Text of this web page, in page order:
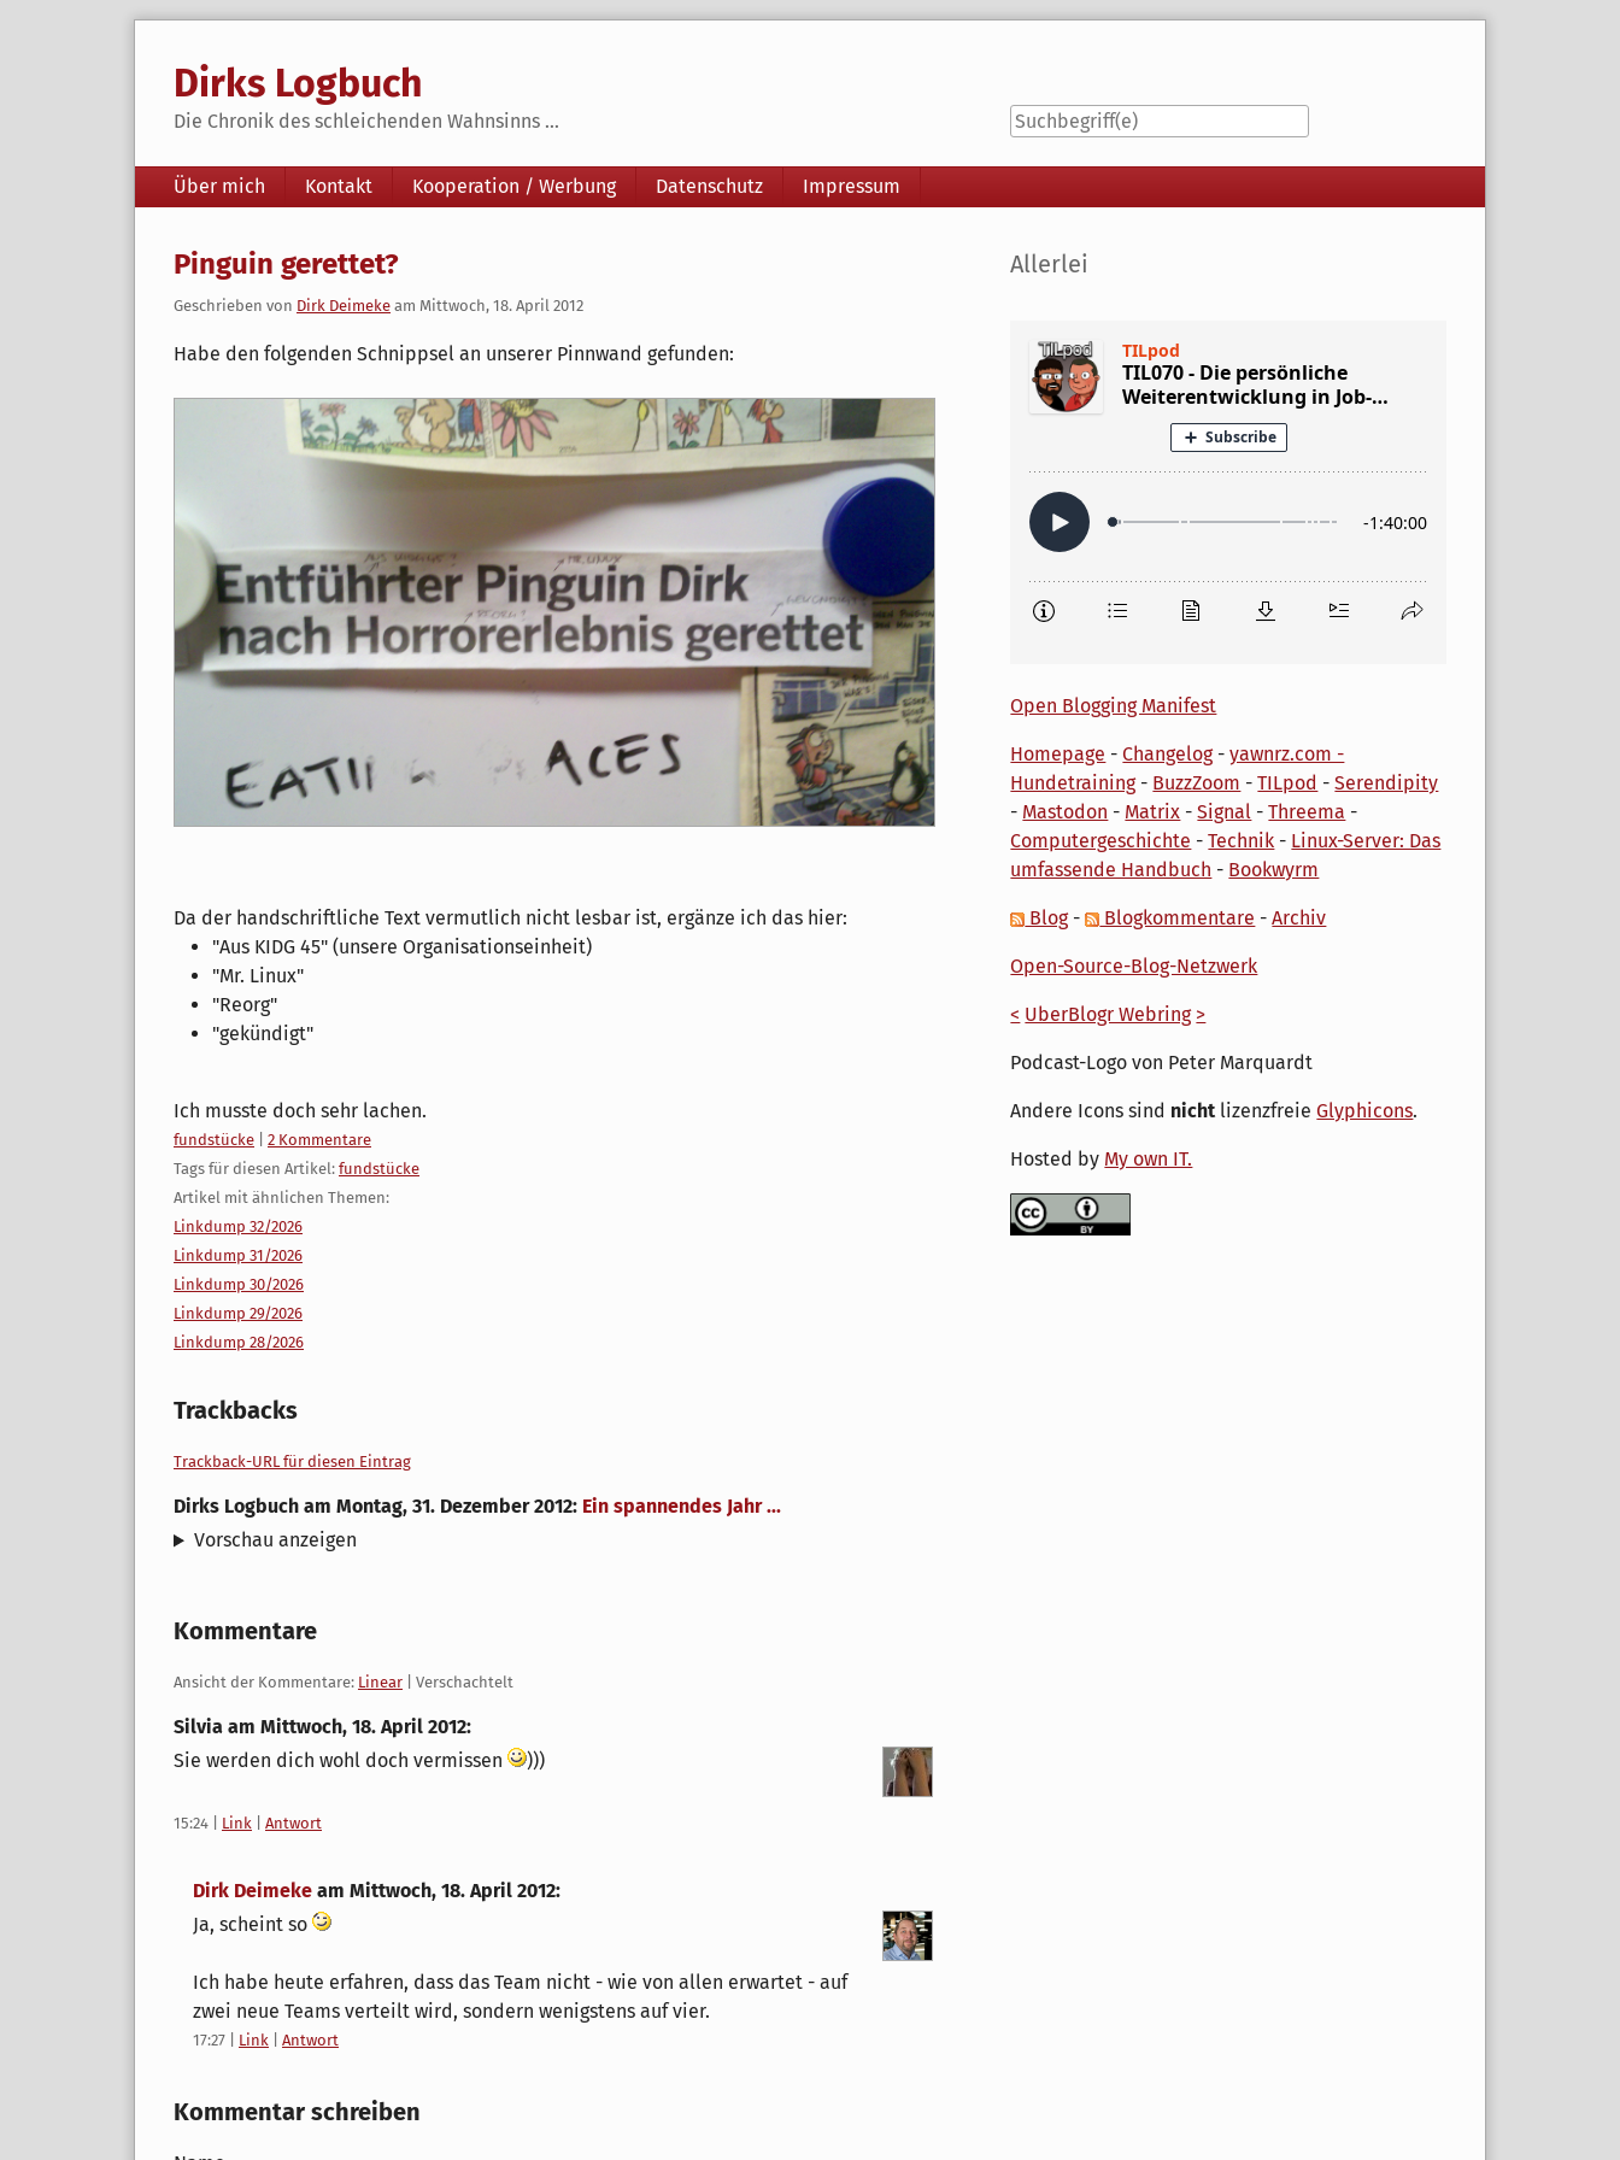
Dirks Logbuch
Die Chronik des schleichenden Wahnsinns ...
Navigation
Über mich Kontakt Kooperation / Werbung Datenschutz Impressum
Pinguin gerettet?
Geschrieben von Dirk Deimeke am Mittwoch, 18. April 2012
Habe den folgenden Schnippsel an unserer Pinnwand gefunden:
Da der handschriftliche Text vermutlich nicht lesbar ist, ergänze ich das hier:
"Aus KIDG 45" (unsere Organisationseinheit)
"Mr. Linux"
"Reorg"
"gekündigt"
Ich musste doch sehr lachen.
Kategorien:
fundstücke
2 Kommentare
Tags für diesen Artikel: fundstücke
Artikel mit ähnlichen Themen:
Linkdump 32/2026
Linkdump 31/2026
Linkdump 30/2026
Linkdump 29/2026
Linkdump 28/2026
Trackbacks
Trackback-URL für diesen Eintrag
Dirks Logbuch am Montag, 31. Dezember 2012: Ein spannendes Jahr ...
Vorschau anzeigen
Kommentare
Ansicht der Kommentare: Linear | Verschachtelt
Silvia am Mittwoch, 18. April 2012:
Sie werden dich wohl doch vermissen
)))
15:24 Link Antwort
Dirk Deimeke am Mittwoch, 18. April 2012:
Ja, scheint so
Ich habe heute erfahren, dass das Team nicht - wie von allen erwartet - auf
zwei neue Teams verteilt wird, sondern wenigstens auf vier.
17:27 Link Antwort
Kommentar schreiben
Seitenleiste
Allerlei
Open Blogging Manifest
Homepage -Changelog-yawnrz.com -
Hundetraining- BuzzZoom -TILpod -Serendipity
- Mastodon - Matrix -Signal -Threema -
Computergeschichte -Technik - Linux-Server: Das
umfassende Handbuch - Bookwyrm
Blog- Blogkommentare -Archiv
Open-Source-Blog-Netzwerk
< UberBlogr Webring >
Podcast-Logo von Peter Marquardt
Andere Icons sind nicht lizenzfreieGlyphicons.
Hosted by My own IT.